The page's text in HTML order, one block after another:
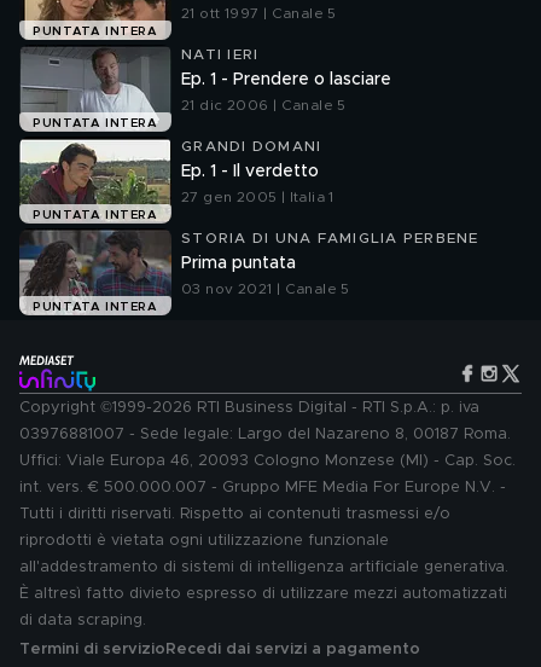
PUNTATA INTERA
21 ott 1997 | Canale 5
PUNTATA INTERA
NATI IERI
Ep. 1 - Prendere o lasciare
21 dic 2006 | Canale 5
PUNTATA INTERA
GRANDI DOMANI
Ep. 1 - Il verdetto
27 gen 2005 | Italia 1
PUNTATA INTERA
STORIA DI UNA FAMIGLIA PERBENE
Prima puntata
03 nov 2021 | Canale 5
Copyright ©1999-2026 RTI Business Digital - RTI S.p.A.: p. iva
03976881007 - Sede legale: Largo del Nazareno 8, 00187 Roma.
Uffici: Viale Europa 46, 20093 Cologno Monzese (MI) - Cap. Soc.
int. vers. € 500.000.007 - Gruppo MFE Media For Europe N.V. -
Tutti i diritti riservati. Rispetto ai contenuti trasmessi e/o
riprodotti è vietata ogni utilizzazione funzionale
all'addestramento di sistemi di intelligenza artificiale generativa.
È altresì fatto divieto espresso di utilizzare mezzi automatizzati
di data scraping.
Termini di servizio Recedi dai servizi a pagamento